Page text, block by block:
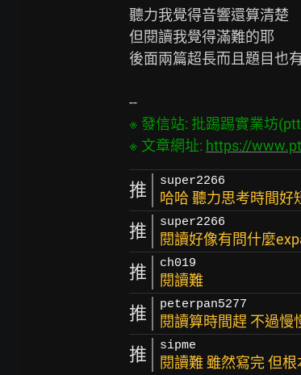
聽力我覺得音響還算清楚
但閱讀我覺得滿難的耶
後面兩篇超長而且題目也
※ 發信站: 批踢踢實業坊
※ 文章網址: https://
推 super2266
哈哈 聽力思考時間好
推 super2266
閱讀好像有問什麼
推 ch019
閱讀難
推 peterpan5277
閱讀算時間趕 不過慢
推 sipme
閱讀難 雖然寫完 但